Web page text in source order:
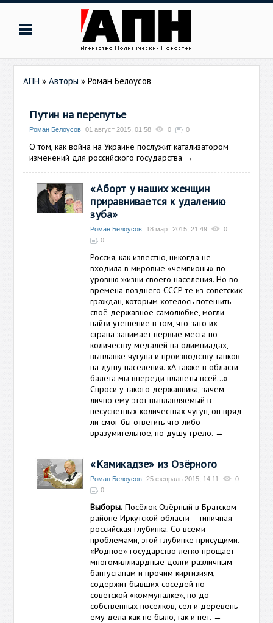
АПН »Авторы »Роман Белоусов
Путин на перепутье
Роман Белоусов 01 август 2015, 01:58 0 0
О том, как война на Украине послужит катализатором
изменений для российского государства →
«Аборт у наших женщин
приравнивается к удалению
зуба»
Роман Белоусов 18 март 2015, 21:49
0
0
Россия, как известно, никогда не
входила в мировые «чемпионы» по
уровню жизни своего населения. Но во
времена позднего СССР те из советских
граждан, которым хотелось потешить
своё державное самолюбие, могли
найти утешение в том, что зато их
страна занимает первые места по
количеству медалей на олимпиадах,
выплавке чугуна и производству танков
на душу населения. «А также в области
балета мы впереди планеты всей…»
Спроси у такого державника, зачем
лично ему этот выплавляемый в
несусветных количествах чугун, он вряд
ли смог бы ответить что-либо
вразумительное, но душу грело. →
«Камикадзе» из Озёрного
Роман Белоусов 25 февраль 2015, 14:11
0
0
Выборы. Посёлок Озёрный в Братском
районе Иркутской области – типичная
российская глубинка. Со всеми
проблемами, этой глубинке присущими.
«Родное» государство легко прощает
многомиллиардные долги различным
бантустанам и прочим киргизиям,
содержит бывших соседей по
советской «коммуналке», но до
собственных посёлков, сёл и деревень
ему дела как не было, так и нет. →